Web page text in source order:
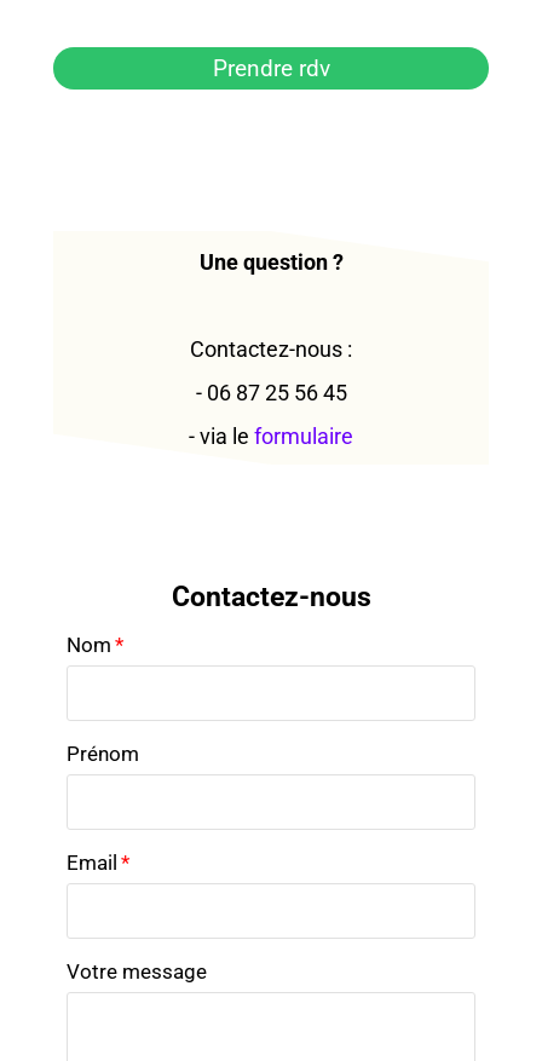
Prendre rdv
Une question ?
Contactez-nous :
- 06 87 25 56 45
- via le formulaire
Contactez-nous
Nom *
Prénom
Email *
Votre message